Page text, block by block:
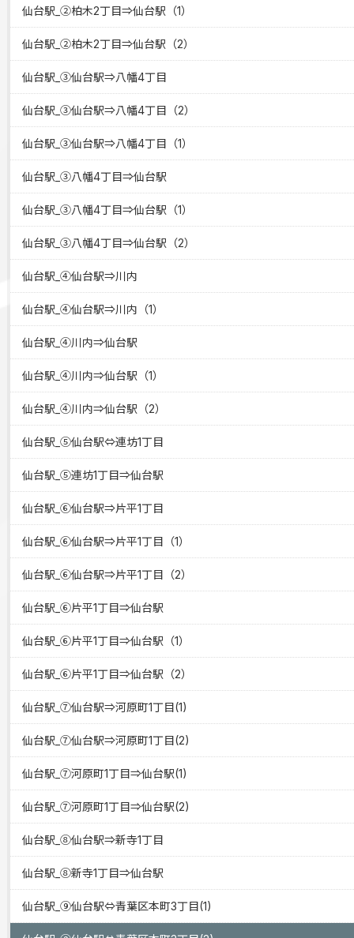
仙台駅_②柏木2丁目⇒仙台駅（1）
仙台駅_②柏木2丁目⇒仙台駅（2）
仙台駅_③仙台駅⇒八幡4丁目
仙台駅_③仙台駅⇒八幡4丁目（2）
仙台駅_③仙台駅⇒八幡4丁目（1）
仙台駅_③八幡4丁目⇒仙台駅
仙台駅_③八幡4丁目⇒仙台駅（1）
仙台駅_③八幡4丁目⇒仙台駅（2）
仙台駅_④仙台駅⇒川内
仙台駅_④仙台駅⇒川内（1）
仙台駅_④川内⇒仙台駅
仙台駅_④川内⇒仙台駅（1）
仙台駅_④川内⇒仙台駅（2）
仙台駅_⑤仙台駅⇔連坊1丁目
仙台駅_⑤連坊1丁目⇒仙台駅
仙台駅_⑥仙台駅⇒片平1丁目
仙台駅_⑥仙台駅⇒片平1丁目（1）
仙台駅_⑥仙台駅⇒片平1丁目（2）
仙台駅_⑥片平1丁目⇒仙台駅
仙台駅_⑥片平1丁目⇒仙台駅（1）
仙台駅_⑥片平1丁目⇒仙台駅（2）
仙台駅_⑦仙台駅⇒河原町1丁目(1)
仙台駅_⑦仙台駅⇒河原町1丁目(2)
仙台駅_⑦河原町1丁目⇒仙台駅(1)
仙台駅_⑦河原町1丁目⇒仙台駅(2)
仙台駅_⑧仙台駅⇒新寺1丁目
仙台駅_⑧新寺1丁目⇒仙台駅
仙台駅_⑨仙台駅⇔青葉区本町3丁目(1)